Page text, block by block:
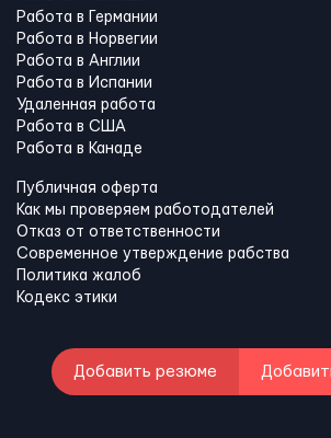
Работа в Германии
Работа в Норвегии
Работа в Англии
Работа в Испании
Удаленная работа
Работа в США
Работа в Канадe
Публичная оферта
Как мы проверяем работодателей
Отказ от ответственности
Современное утверждение рабства
Политика жалоб
Кодекс этики
Добавить резюме